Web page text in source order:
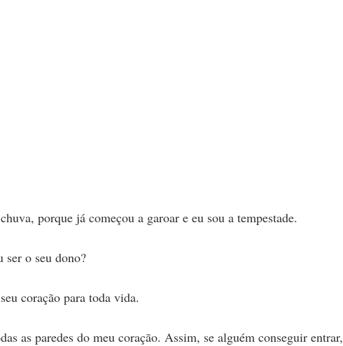
porque já começou a garoar e eu sou a tempestade.
ser o seu dono?
coração para toda vida.
as paredes do meu coração. Assim, se alguém conseguir entrar,